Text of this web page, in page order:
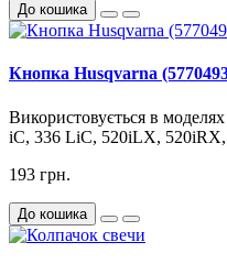
До кошика
Кнопка Husqvarna
Використовується в
iC, 336 LiC, 520iLX,
193 грн.
До кошика